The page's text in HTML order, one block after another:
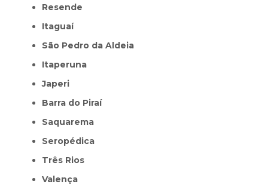
Resende
Itaguaí
São Pedro da Aldeia
Itaperuna
Japeri
Barra do Piraí
Saquarema
Seropédica
Três Rios
Valença